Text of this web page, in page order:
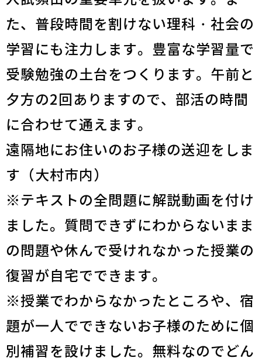
た、普段時間を割けない理科・社会の
学習にも注力します。豊富な学習量で
受験勉強の土台をつくります。午前と
夕方の2回ありますので、部活の時間
に合わせて通えます。
遠隔地にお住いのお子様の送迎をしま
す（大村市内）
※テキストの全問題に解説動画を付け
ました。質問できずにわからないまま
の問題や休んで受けれなかった授業の
復習が自宅でできます。
※授業でわからなかったところや、宿
題が一人でできないお子様のために個
別補習を設けました。無料なのでどん